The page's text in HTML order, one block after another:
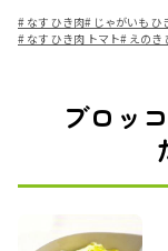
# なす ひき肉# じゃがいも ひ
# なす ひき肉 トマト# えのき
ブロッ